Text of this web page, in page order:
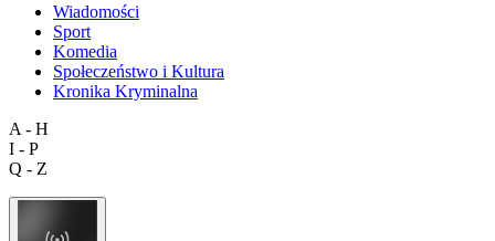
Wiadomości
Sport
Komedia
Społeczeństwo i Kultura
Kronika Kryminalna
A - H
I - P
Q - Z